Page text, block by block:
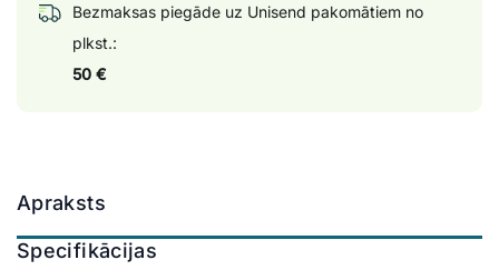
Bezmaksas piegāde uz Unisend pakomātiem no
plkst.:
50 €
Apraksts
Specifikācijas